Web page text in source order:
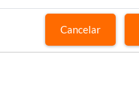
Cancelar